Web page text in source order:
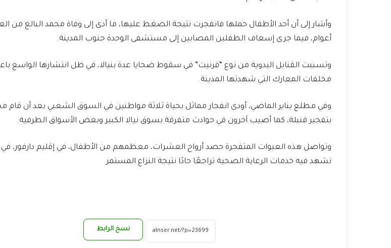
وأشار إلى أن أحد الأطفال حملها فانفجرت نتيجة الضغط عليها، ما أدى إلى وفاة محمد البالغ من
أعوام، فيما جرى إسعاف الطفلين المصابين إلى مستشفى الوحدة جنوب المدينة.
وتسببت القنابل اليدوية من نوع “قرنيت” في سقوط ضحايا عدة بنيالا، في ظل انتشارها الواسع
مخلفات المعارك التي شهدتها المدينة.
وفي مطلع يناير الماضي، أودى انفجار مماثل بحياة ثلاثة مواطنين في السوق الشعبي بعد أن قام
بتفجير قنبلة، كما أصيب آخرون في حوادث متفرقة بسوق نيالا الكبير وبعض الأسواق الطرفية.
وتواصل هذه العبوات المتفجرة حصد أرواح العشرات، معظمهم من الأطفال، في إقليم دارفور،
تشهد فيه خدمات الرعاية الصحية تراجعًا حادًا نتيجة النزاع المستمر
نسخ الرابط